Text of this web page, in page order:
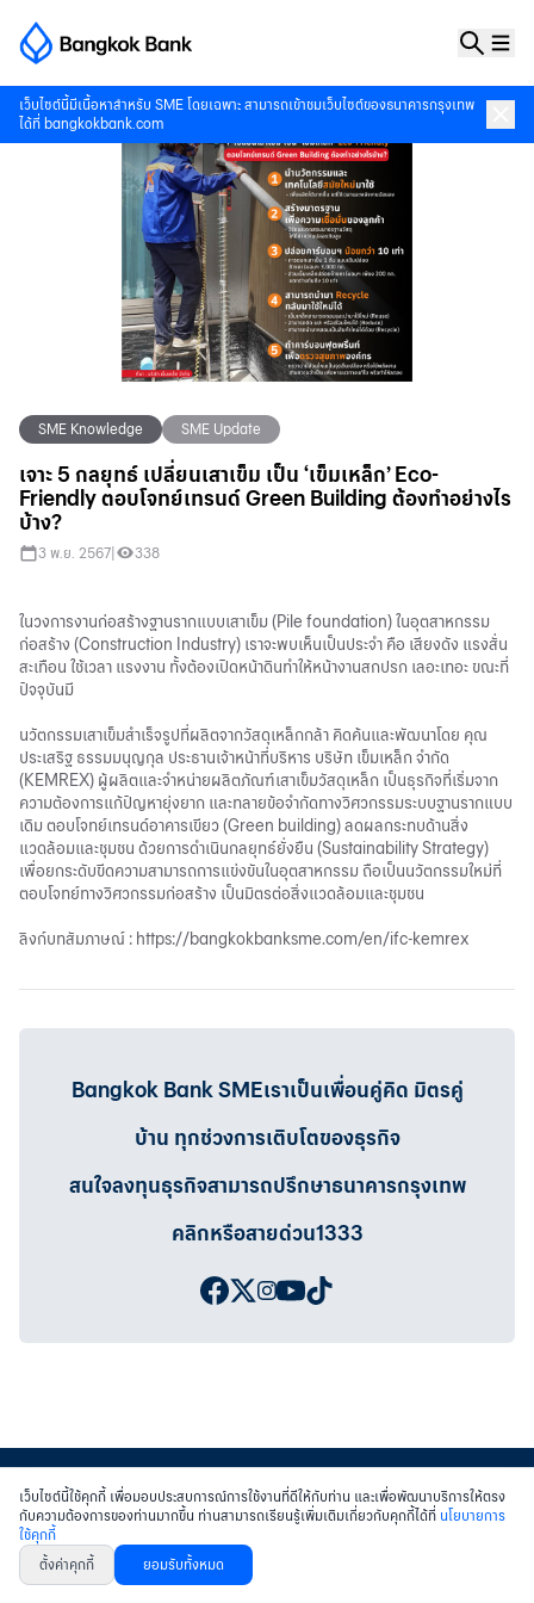
เว็บไซต์นี้มีเนื้อหาสำหรับ SME โดยเฉพาะ สามารถเข้าชมเว็บไซต์ของธนาคารกรุงเทพ
ได้ที่ bangkokbank.com
SME Knowledge SME Update
เจาะ 5 กลยุทธ์ เปลี่ยนเสาเข็ม เป็น ‘เข็มเหล็ก’ Eco-
Friendly ตอบโจทย์เทรนด์ Green Building ต้องทำอย่างไร
บ้าง?
3 พ.ย. 2567 338
ในวงการงานก่อสร้างฐานรากแบบเสาเข็ม (Pile foundation) ในอุตสาหกรรม
ก่อสร้าง (Construction Industry) เราจะพบเห็นเป็นประจำ คือ เสียงดัง แรงสั่น
สะเทือน ใช้เวลา แรงงาน ทั้งต้องเปิดหน้าดินทำให้หน้างานสกปรก เลอะเทอะ ขณะที่
ปัจจุบันมี
นวัตกรรมเสาเข็มสำเร็จรูปที่ผลิตจากวัสดุเหล็กกล้า คิดค้นและพัฒนาโดย คุณ
ประเสริฐ ธรรมมนุญกุล ประธานเจ้าหน้าที่บริหาร บริษัท เข็มเหล็ก จำกัด
(KEMREX) ผู้ผลิตและจำหน่ายผลิตภัณฑ์เสาเข็มวัสดุเหล็ก เป็นธุรกิจที่เริ่มจาก
ความต้องการแก้ปัญหายุ่งยาก และทลายข้อจำกัดทางวิศวกรรมระบบฐานรากแบบ
เดิม ตอบโจทย์เทรนด์อาคารเขียว (Green building) ลดผลกระทบด้านสิ่ง
แวดล้อมและชุมชน ด้วยการดำเนินกลยุทธ์ยั่งยืน (Sustainability Strategy)
เพื่อยกระดับขีดความสามารถการแข่งขันในอุตสาหกรรม ถือเป็นนวัตกรรมใหม่ที่
ตอบโจทย์ทางวิศวกรรมก่อสร้าง เป็นมิตรต่อสิ่งแวดล้อมและชุมชน
ลิงก์บทสัมภาษณ์ : https://bangkokbanksme.com/en/ifc-kemrex
Bangkok Bank SMEเราเป็นเพื่อนคู่คิด มิตรคู่
บ้าน ทุกช่วงการเติบโตของธุรกิจ
สนใจลงทุนธุรกิจสามารถปรึกษาธนาคารกรุงเทพ
คลิกหรือสายด่วน1333
สงวนสิทธิ์ พ.ศ.2558 บมจ.ธนาคารกรุงเทพฯ
หนังสือแจ้งการคุ้มครองข้อมูลส่วนบุคคล
เว็บไซต์นี้ใช้คุกกี้ เพื่อมอบประสบการณ์การใช้งานที่ดีให้กับท่าน และเพื่อพัฒนาบริการให้ตรง
กับความต้องการของท่านมากขึ้น ท่านสามารถเรียนรู้เพิ่มเติมเกี่ยวกับคุกกี้ได้ที่ นโยบายการ
ใช้คุกกี้
ตั้งค่าคุกกี้
ยอมรับทั้งหมด